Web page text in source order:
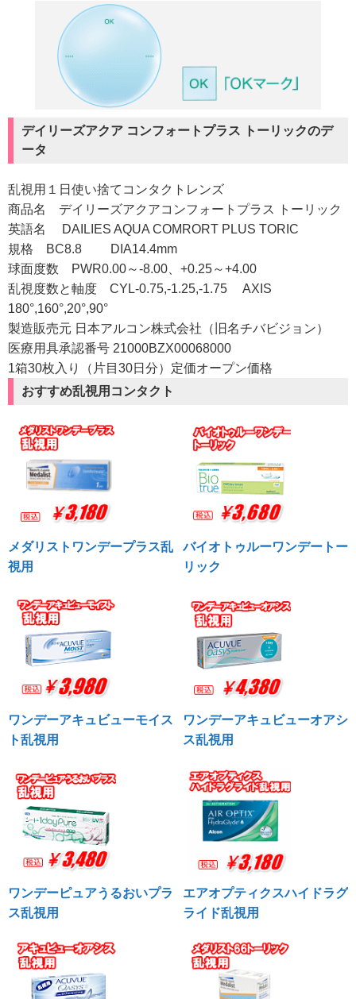
デイリーズアクア コンフォートプラス トーリックのデ
ータ
乱視用１日使い捨てコンタクトレンズ
商品名 デイリーズアクアコンフォートプラス トーリック
英語名 DAILIES AQUA COMRORT PLUS TORIC
規格 BC8.8 DIA14.4mm
球面度数 PWR0.00～-8.00、+0.25～+4.00
乱視度数と軸度 CYL-0.75,-1.25,-1.75 AXIS
180°,160°,20°,90°
製造販売元 日本アルコン株式会社（旧名チバビジョン）
医療用具承認番号 21000BZX00068000
1箱30枚入り（片目30日分）定価オープン価格
おすすめ乱視用コンタクト
メダリストワンデープラス乱
視用
バイオトゥルーワンデートー
リック
ワンデーアキュビューモイス
ト乱視用
ワンデーアキュビューオアシ
ス乱視用
ワンデーピュアうるおいプラ
ス乱視用
エアオプティクスハイドラグ
ライド乱視用